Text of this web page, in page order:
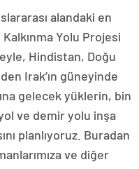
alandaki en
Yolu Projesi
Hindistan, Doğu
Irak’ın güneyinde
gelecek yüklerin, bin
ve demir yolu inşa
planlıyoruz. Buradan
ve diğer